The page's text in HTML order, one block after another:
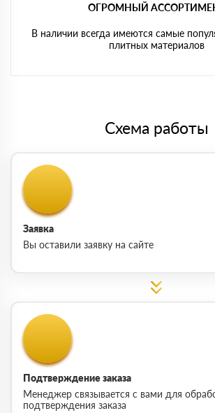
ОГРОМНЫЙ
В наличии всегда имеются самые
плитных материалов
Схема работы
Заявка
Вы оставили заявку на сайте
Подтверждение заказа
Менеджер связывается с вами для
подтверждения заказа